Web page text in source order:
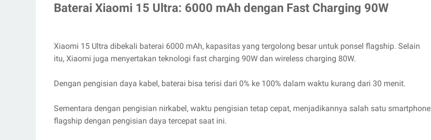
Baterai Xiaomi 15 Ultra: 6000 mAh dengan Fast Charging 90W
Xiaomi 15 Ultra dibekali baterai 6000 mAh, kapasitas yang tergolong besar untuk ponsel flagship. Selain
itu, Xiaomi juga menyertakan teknologi fast charging 90W dan wireless charging 80W.
Dengan pengisian daya kabel, baterai bisa terisi dari 0% ke 100% dalam waktu kurang dari 30 menit.
Sementara dengan pengisian nirkabel, waktu pengisian tetap cepat, menjadikannya salah satu smartphone
flagship dengan pengisian daya tercepat saat ini.